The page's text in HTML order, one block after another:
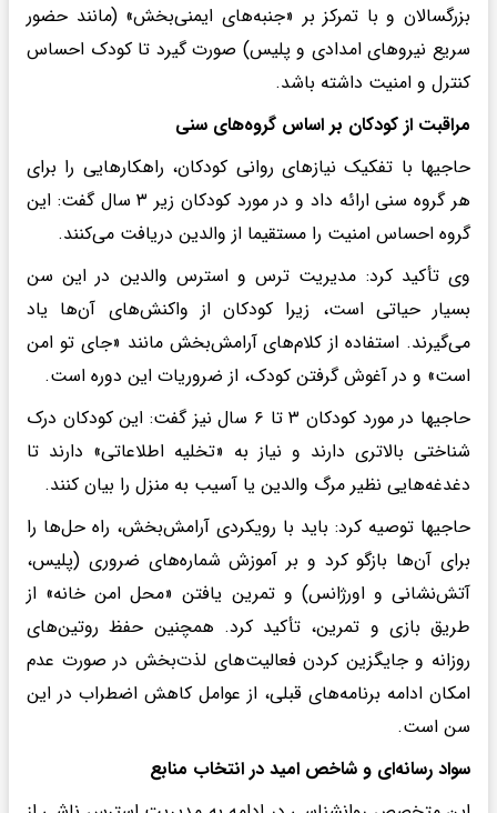
بزرگسالان و با تمرکز بر «جنبه‌های ایمنی‌بخش» (مانند حضور
سریع نیروهای امدادی و پلیس) صورت گیرد تا کودک احساس
کنترل و امنیت داشته باشد.
مراقبت از کودکان بر اساس گروه‌های سنی
حاجیها با تفکیک نیازهای روانی کودکان، راهکارهایی را برای
هر گروه سنی ارائه داد و در مورد کودکان زیر ۳ سال گفت: این
گروه احساس امنیت را مستقیما از والدین دریافت می‌کنند.
وی تأکید کرد: مدیریت ترس و استرس والدین در این سن
بسیار حیاتی است، زیرا کودکان از واکنش‌های آن‌ها یاد
می‌گیرند. استفاده از کلام‌های آرامش‌بخش مانند «جای تو امن
است» و در آغوش گرفتن کودک، از ضروریات این دوره است.
حاجیها در مورد کودکان ۳ تا ۶ سال نیز گفت: این کودکان درک
شناختی بالاتری دارند و نیاز به «تخلیه اطلاعاتی» دارند تا
دغدغه‌هایی نظیر مرگ والدین یا آسیب به منزل را بیان کنند.
حاجیها توصیه کرد: باید با رویکردی آرامش‌بخش، راه حل‌ها را
برای آن‌ها بازگو کرد و بر آموزش شماره‌های ضروری (پلیس،
آتش‌نشانی و اورژانس) و تمرین یافتن «محل امن خانه» از
طریق بازی و تمرین، تأکید کرد. همچنین حفظ روتین‌های
روزانه و جایگزین کردن فعالیت‌های لذت‌بخش در صورت عدم
امکان ادامه برنامه‌های قبلی، از عوامل کاهش اضطراب در این
سن است.
سواد رسانه‌ای و شاخص امید در انتخاب منابع